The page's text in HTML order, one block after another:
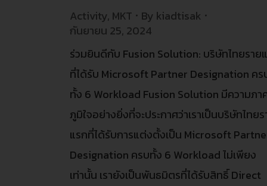
Activity, MKT By kiadtisak
กันยายน 25, 2024
ร่วมยินดีกับ Fusion Solution: บริษัทไทยราย
ที่ได้รับ Microsoft Partner Designation คร
ทั้ง 6 Workload Fusion Solution มีความภา
ภูมิใจอย่างยิ่งที่จะประกาศว่าเราเป็นบริษัทไทย
แรกที่ได้รับการแต่งตั้งเป็น Microsoft
Designation ครบทั้ง 6 Workload ไม่เพียง
เท่านั้น เรายังเป็นพันธมิตรที่ได้รับสิทธิ์ Direct